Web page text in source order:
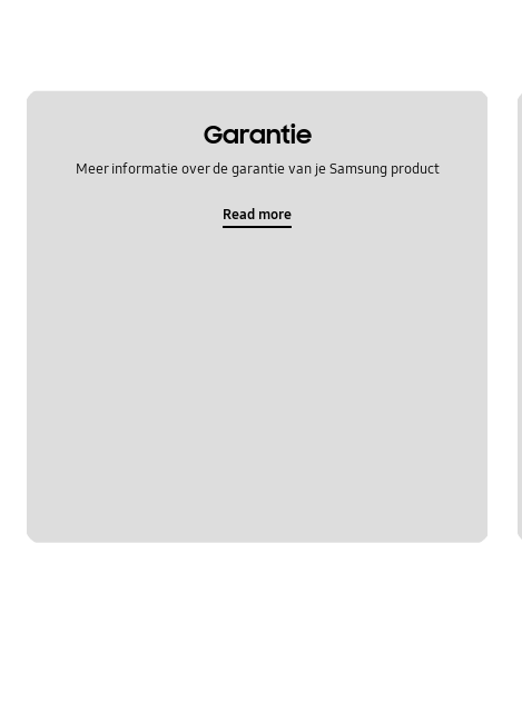
Garantie
Meer informatie over de garantie van je Samsung product
Read more